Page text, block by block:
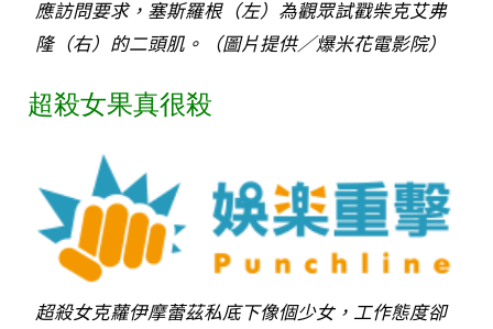
應訪問要求，塞斯羅根（左）為觀眾試戳柴克艾弗
隆（右）的二頭肌。（圖片提供／爆米花電影院）
超殺女果真很殺
超殺女克蘿伊摩蕾茲私底下像個少女，工作態度卻